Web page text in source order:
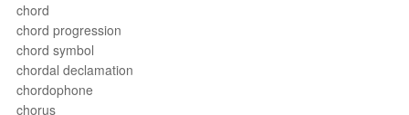
chord
chord progression
chord symbol
chordal declamation
chordophone
chorus